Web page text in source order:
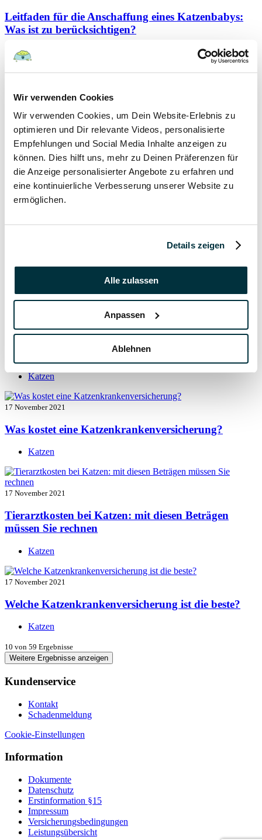
Wir verwenden Cookies
Wir verwenden Cookies, um Dein Website-Erlebnis zu
optimieren und Dir relevante Videos, personalisierte
Empfehlungen und Social Media Inhalte anzeigen zu
können. Dies hilft uns, mehr zu Deinen Präferenzen für
die Anzeige personalisierter Angebote zu erfahren und
eine kontinuierliche Verbesserung unserer Website zu
ermöglichen.
Details zeigen
Alle zulassen
Anpassen
Ablehnen
Leitfaden für die Anschaffung eines Katzenbabys:
Was ist zu berücksichtigen?
Katzen
Hunde
Katzen
Tierkrankheiten
Katzenversicherung ohne Wartezeit
Katzen
Katzenversicherung mit Impfung
Katzen
17 November 2021
Katzenversicherung mit Kastration
Katzen
17 November 2021
Was kostet eine Katzenkrankenversicherung?
Katzen
17 November 2021
Tierarztkosten bei Katzen: mit diesen Beträgen
müssen Sie rechnen
Katzen
17 November 2021
Welche Katzenkrankenversicherung ist die beste?
Katzen
10 von 59 Ergebnisse
Weitere Ergebnisse anzeigen
Kundenservice
Kontakt
Schadenmeldung
Cookie-Einstellungen
Information
Dokumente
Datenschutz
Erstinformation §15
Impressum
Versicherungsbedingungen
Leistungsübersicht